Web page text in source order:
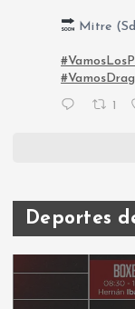
Mitre
1
Deportes